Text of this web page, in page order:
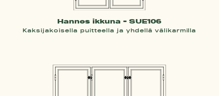
Hannes ikkuna - SUE106
Kaksijakoisella puitteella ja yhdellä välikarmilla